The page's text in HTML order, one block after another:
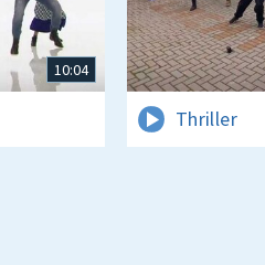
10:04
Thriller